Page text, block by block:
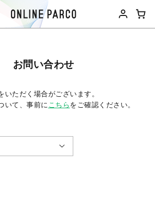
お問い合わせ
いただく場合がございます。
いて、事前に こちらをご確認ください。​